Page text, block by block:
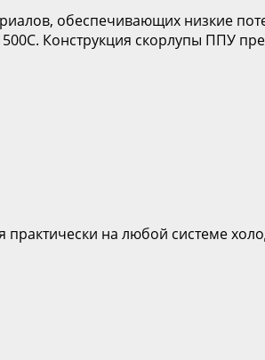
обеспечивающих низкие
Конструкция скорлупы ППУ
практически на любой системе